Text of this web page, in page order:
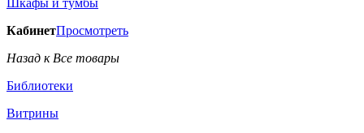
Шкафы и тумбы
КабинетПросмотреть
Назад к Все товары
Библиотеки
Витрины